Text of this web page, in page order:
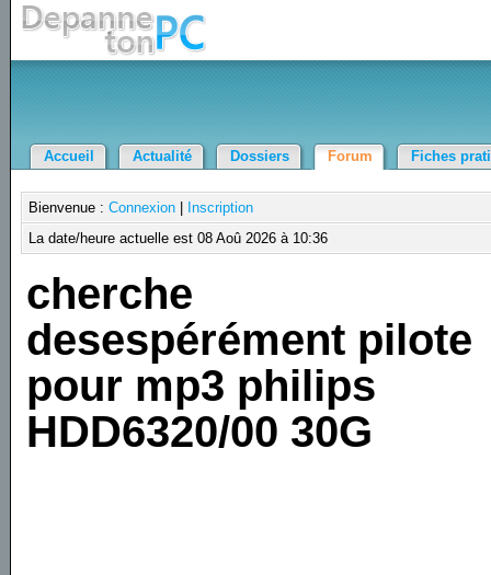
Accueil Actualité Dossiers Forum Fiches
Bienvenue :Connexion
Inscription
La date/heure actuelle est 08 Aoû 2026 à 10:36
cherche
desespérément pilote
pour mp3 philips
HDD6320/00 30G